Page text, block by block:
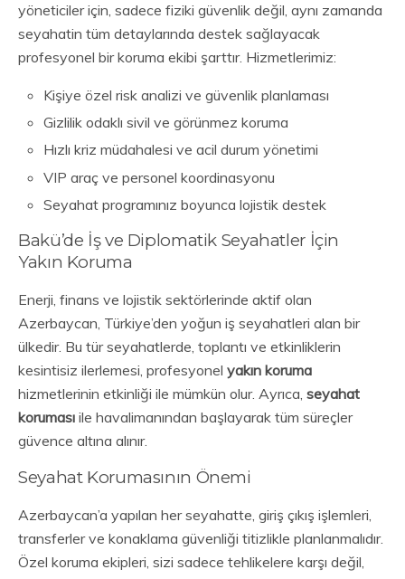
yöneticiler için, sadece fiziki güvenlik değil, aynı zamanda
seyahatin tüm detaylarında destek sağlayacak
profesyonel bir koruma ekibi şarttır. Hizmetlerimiz:
Kişiye özel risk analizi ve güvenlik planlaması
Gizlilik odaklı sivil ve görünmez koruma
Hızlı kriz müdahalesi ve acil durum yönetimi
VIP araç ve personel koordinasyonu
Seyahat programınız boyunca lojistik destek
Bakü’de İş ve Diplomatik Seyahatler İçin
Yakın Koruma
Enerji, finans ve lojistik sektörlerinde aktif olan
Azerbaycan, Türkiye’den yoğun iş seyahatleri alan bir
ülkedir. Bu tür seyahatlerde, toplantı ve etkinliklerin
kesintisiz ilerlemesi, profesyonel yakın koruma
hizmetlerinin etkinliği ile mümkün olur. Ayrıca, seyahat
koruması ile havalimanından başlayarak tüm süreçler
güvence altına alınır.
Seyahat Korumasının Önemi
Azerbaycan’a yapılan her seyahatte, giriş çıkış işlemleri,
transferler ve konaklama güvenliği titizlikle planlanmalıdır.
Özel koruma ekipleri, sizi sadece tehlikelere karşı değil,